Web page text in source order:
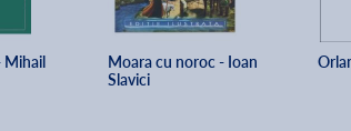
este urmarea unei cercetări aprofundate
câțiva ani. Este scrisă alert, fără să lase să-i
din derularea faptelor. Pentru cititorii de
cartea aceasta este binevenită și o surpriză
Mihail
Moara cu noroc - Ioan
Slavici